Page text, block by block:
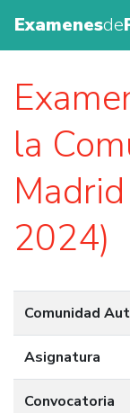
Examenesde
la
2024)
Comunidad
Asignatura
Convocatoria